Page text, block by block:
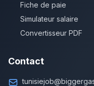
Fiche de paie
Simulateur salaire
Convertisseur PDF
Contact